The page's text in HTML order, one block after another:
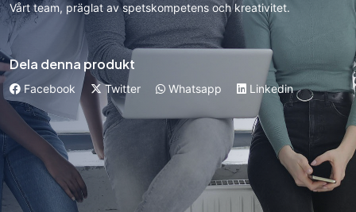
Vårt team, präglat av spetskompetens och kreativitet.
Dela denna produkt
Facebook Twitter Whatsapp Linkedin